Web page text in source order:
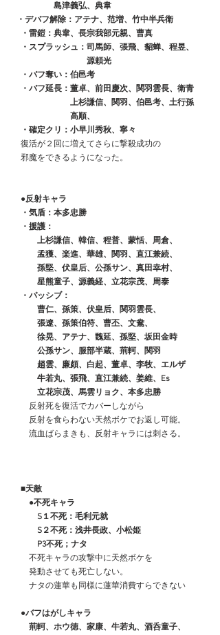
島津義弘、典韋
  ・デバフ解除：アテナ、范増、竹中半兵衛
・雷鎧：典韋、長宗我部元親、曹真
・スプラッシュ：司馬師、張飛、貂蝉、程昱、
源頼光
・バフ奪い：伯邑考
・バフ延長：董卓、前田慶次、関羽雲長、衛青
上杉謙信、関羽、伯邑考、土行孫
高順、
・確定クリ：小早川秀秋、寧々
復活が２回に増えてさらに撃殺成功の
邪魔をできるようになった。
●反射キャラ
・気盾：本多忠勝
・援護：
上杉謙信、韓信、程普、蒙恬、周倉、
孟獲、楽進、華雄、関羽、直江兼続、
孫堅、伏皇后、公孫サン、真田幸村、
星熊童子、源義経、立花宗茂、周泰
・パッシブ：
曹仁、孫策、伏皇后、関羽雲長、
張遼、孫策伯符、曹丕、文鴦、
徐晃、アテナ、魏延、孫堅、坂田金時
公孫サン、服部半蔵、荊軻、関羽
趙雲、廉頗、白起、董卓、李牧、エルザ
牛若丸、張飛、直江兼続、姜維、Es
立花宗茂、馬雲リョク、本多忠勝
反射死を復活でカバーしながら
反射を食らわない天然ボケでお返し可能。
流血ばらまきも、反射キャラには刺さる。
■天敵
●不死キャラ
S１不死：毛利元就
S２不死：浅井長政、小松姫
P3不死；ナタ
不死キャラの攻撃中に天然ボケを
発動させても死亡しない。
ナタの蓮華も同様に蓮華消費すらできない
●バフはがしキャラ
荊軻、ホウ徳、家康、牛若丸、酒呑童子、